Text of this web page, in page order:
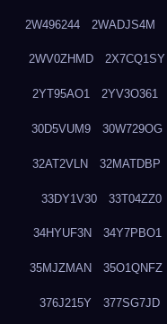
2W496244 2WADJS4M
2WV0ZHMD 2X7CQ1SY
2YT95AO1 2YV3O361
30D5VUM9 30W729OG
32AT2VLN 32MATDBP
33DY1V30 33T04ZZ0
34HYUF3N 34Y7PBO1
35MJZMAN 35O1QNFZ
376J215Y 377SG7JD